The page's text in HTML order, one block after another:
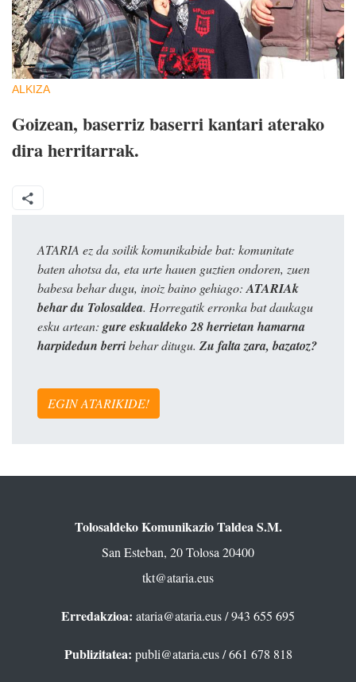
ALKIZA
Goizean, baserriz baserri kantari aterako
dira herritarrak.
ATARIA ez da soilik komunikabide bat: komunitate
baten ahotsa da, eta urte hauen guztien ondoren, zuen
babesa behar dugu, inoiz baino gehiago: ATARIAk
behar du Tolosaldea. Horregatik erronka bat daukagu
esku artean: gure eskualdeko 28 herrietan hamarna
harpidedun berribehar ditugu. Zu falta zara, bazatoz?
EGIN ATARIKIDE!
Tolosaldeko Komunikazio Taldea S.M.
San Esteban, 20 Tolosa 20400
tkt@ataria.eus
Erredakzioa: ataria@ataria.eus/ 943 655 695
Publizitatea: publi@ataria.eus/ 661 678 818